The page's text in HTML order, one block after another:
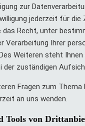
zur
jederzeit für
das Recht, unter
Verarbeitung Ihrer
Weiteren steht Ihnen
der zuständigen
Fragen zum
an uns wenden.
Tools von